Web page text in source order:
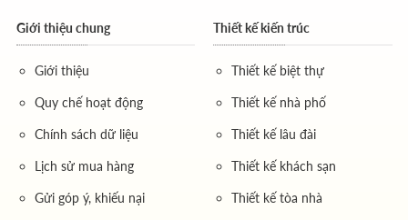
Giới thiệu chung
Giới thiệu
Quy chế hoạt động
Chính sách dữ liệu
Lịch sử mua hàng
Gửi góp ý, khiếu nại
Thiết kế kiến trúc
Thiết kế biệt thự
Thiết kế nhà phố
Thiết kế lâu đài
Thiết kế khách sạn
Thiết kế tòa nhà